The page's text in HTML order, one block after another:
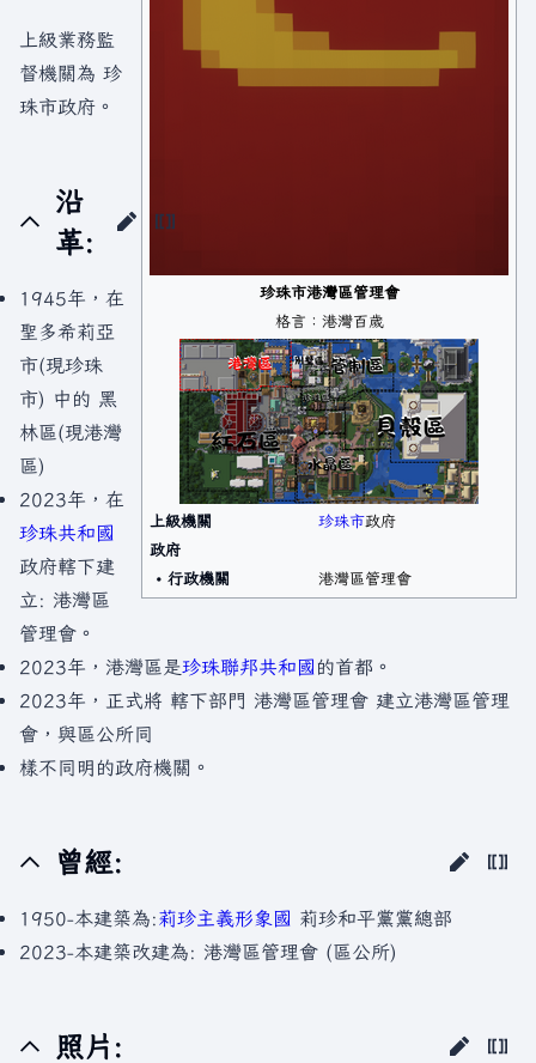
珍珠市港灣區管理會
格言：港灣百歲
上級機關 珍珠市政府
政府
• 行政機關
港灣區管理會
上級業務監
督機關為 珍
珠市政府。
沿
革:
1945年，在
聖多希莉亞
市(現珍珠
市) 中的 黑
林區(現港灣
區)
2023年，在
珍珠共和國
政府轄下建
立: 港灣區
管理會。
2023年，港灣區是珍珠聯邦共和國 的首都。
2023年，正式將 轄下部門 港灣區管理會 建立港灣區管理
會，與區公所同
樣不同明的政府機關。
曾經:
1950-本建築為:莉珍主義形象國 莉珍和平黨黨總部
2023-本建築改建為: 港灣區管理會 (區公所)
照片: